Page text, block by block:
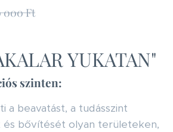
000Ft
YUKATAN"
szinten:
a beavatást, a tudásszint
bővítését olyan területeken,